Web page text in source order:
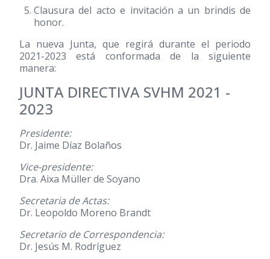
Clausura del acto e invitación a un brindis de
honor.
La nueva Junta, que regirá durante el periodo
2021-2023 está conformada de la siguiente
manera:
JUNTA DIRECTIVA SVHM 2021 -
2023
Presidente:
Dr. Jaime Díaz Bolaños
Vice-presidente:
Dra. Aixa Müller de Soyano
Secretaria de Actas:
Dr. Leopoldo Moreno Brandt
Secretario de Correspondencia:
Dr. Jesús M. Rodríguez